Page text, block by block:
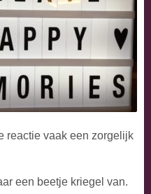
reactie vaak een zorgelijk
een beetje kriegel van.